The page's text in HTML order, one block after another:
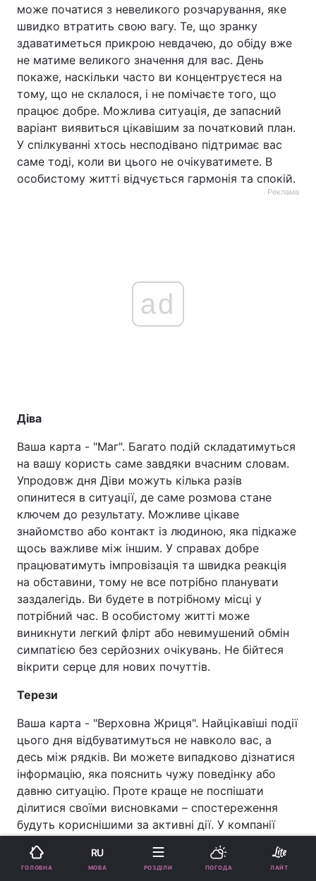
може початися з невеликого розчарування, яке
швидко втратить свою вагу. Те, що зранку
здаватиметься прикрою невдачею, до обіду вже
не матиме великого значення для вас. День
покаже, наскільки часто ви концентруєтеся на
тому, що не склалося, і не помічаєте того, що
працює добре. Можлива ситуація, де запасний
варіант виявиться цікавішим за початковий план.
У спілкуванні хтось несподівано підтримає вас
саме тоді, коли ви цього не очікуватимете. В
особистому житті відчується гармонія та спокій.
Реклама
ad
Діва
Ваша карта - "Маг". Багато подій складатимуться
на вашу користь саме завдяки вчасним словам.
Упродовж дня Діви можуть кілька разів
опинитеся в ситуації, де саме розмова стане
ключем до результату. Можливе цікаве
знайомство або контакт із людиною, яка підкаже
щось важливе між іншим. У справах добре
працюватимуть імпровізація та швидка реакція
на обставини, тому не все потрібно планувати
заздалегідь. Ви будете в потрібному місці у
потрібний час. В особистому житті може
виникнути легкий флірт або невимушений обмін
симпатією без серйозних очікувань. Не бійтеся
вікрити серце для нових почуттів.
Терези
Ваша карта - "Верховна Жриця". Найцікавіші події
цього дня відбуватимуться не навколо вас, а
десь між рядків. Ви можете випадково дізнатися
інформацію, яка пояснить чужу поведінку або
давню ситуацію. Проте краще не поспішати
ділитися своїми висновками – спостереження
будуть кориснішими за активні дії. У компанії
пропустять через неуважність. У справах варто
довіряти першому враженню більше, ніж чужим
ГОЛОВНА
RU
МОВА РОЗДІЛИ ПОГОДА ЛАЙТ